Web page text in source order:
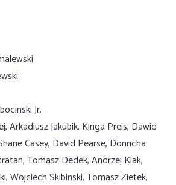
Jr.
Arkadiusz Jakubik, Kinga Preis, Dawid
Casey, David Pearse, Donncha
Tomasz Dedek, Andrzej Klak,
Wojciech Skibinski, Tomasz Zietek,